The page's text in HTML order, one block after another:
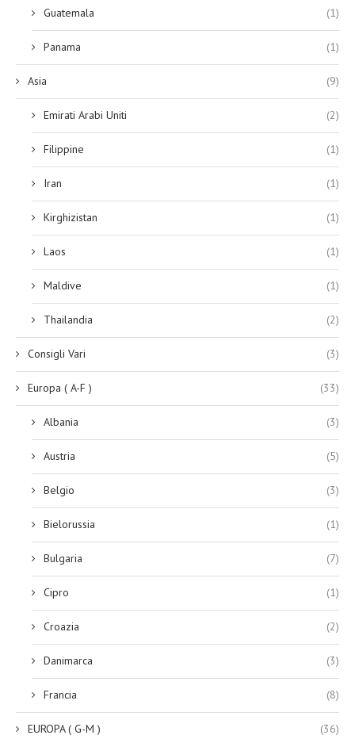
Guatemala (1)
Panama (1)
Asia (9)
Emirati Arabi Uniti (2)
Filippine (1)
Iran (1)
Kirghizistan (1)
Laos (1)
Maldive (1)
Thailandia (2)
Consigli Vari (3)
Europa ( A-F ) (33)
Albania (3)
Austria (5)
Belgio (3)
Bielorussia (1)
Bulgaria (7)
Cipro (1)
Croazia (2)
Danimarca (3)
Francia (8)
EUROPA ( G-M ) (36)